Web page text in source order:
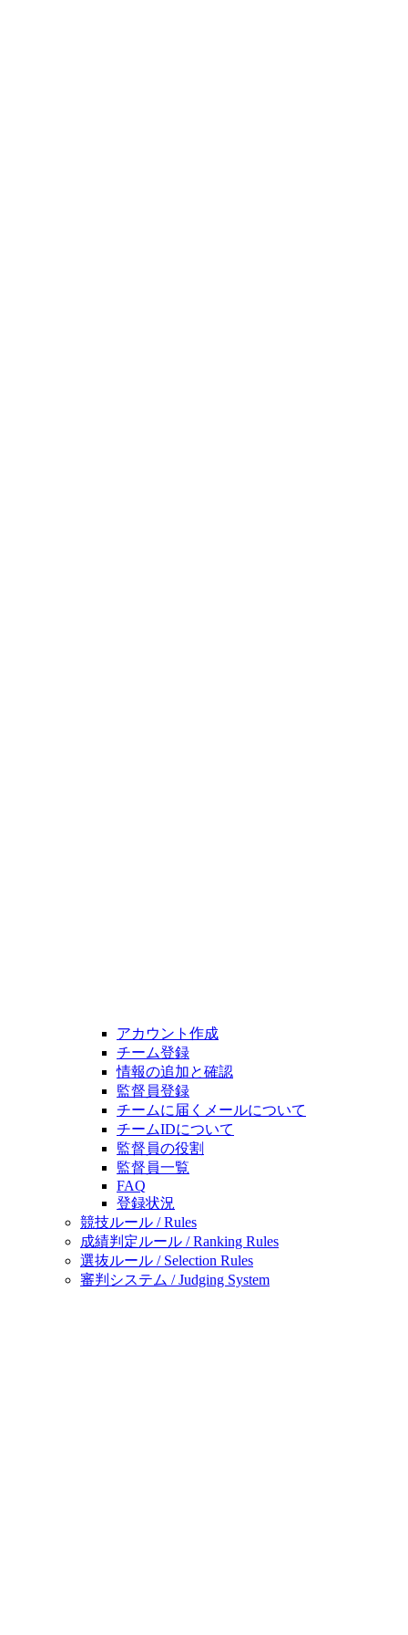
アカウント作成
チーム登録
情報の追加と確認
監督員登録
チームに届くメールについて
チームIDについて
監督員の役割
監督員一覧
FAQ
登録状況
競技ルール / Rules
成績判定ルール / Ranking Rules
選抜ルール / Selection Rules
審判システム / Judging System